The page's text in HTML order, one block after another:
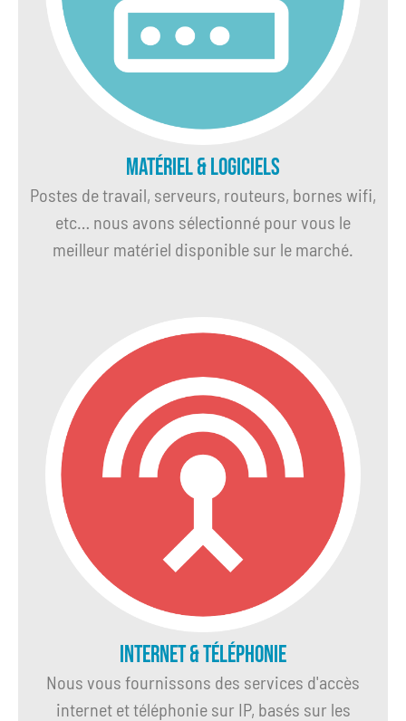
Matériel & Logiciels
Postes de travail, serveurs, routeurs, bornes wifi,
etc… nous avons sélectionné pour vous le
meilleur matériel disponible sur le marché.
Internet & Téléphonie
Nous vous fournissons des services d'accès
internet et téléphonie sur IP, basés sur les